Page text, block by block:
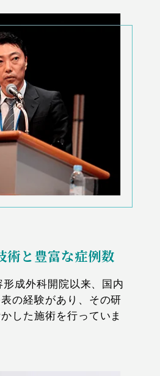
術と豊富な症例数
成外科開院以来、国内
の経験があり、その研
した施術を行っていま